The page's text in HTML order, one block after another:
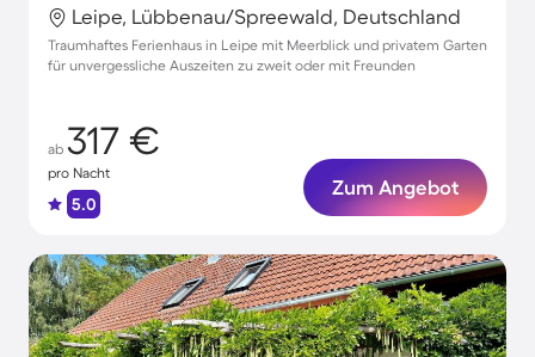
Leipe, Lübbenau/Spreewald, Deutschland
Traumhaftes Ferienhaus in Leipe mit Meerblick und privatem Garten
für unvergessliche Auszeiten zu zweit oder mit Freunden
ab 317 €
pro Nacht
5.0
Zum Angebot